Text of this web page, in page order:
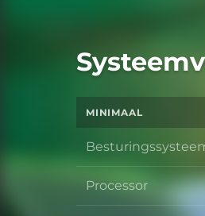
MINIMAAL
Processor